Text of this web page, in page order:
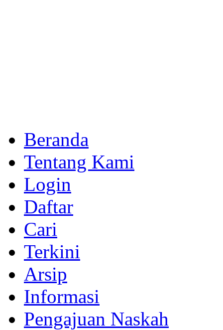
Beranda
Tentang Kami
Login
Daftar
Cari
Terkini
Arsip
Informasi
Pengajuan Naskah